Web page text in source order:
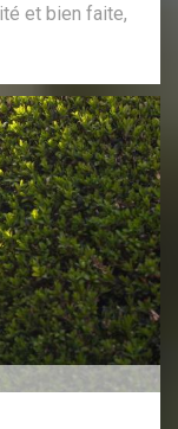
et bien faite,